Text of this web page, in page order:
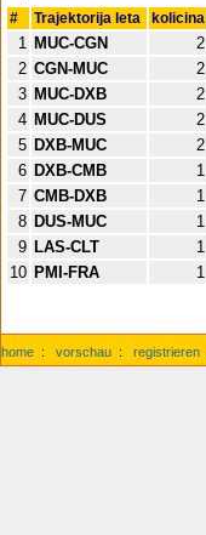
# Trajektorija leta kolicina
1 MUC-CGN 2
2 CGN-MUC 2
3 MUC-DXB 2
4 MUC-DUS 2
5 DXB-MUC 2
6 DXB-CMB 1
7 CMB-DXB 1
8 DUS-MUC 1
9 LAS-CLT 1
10 PMI-FRA 1
home : vorschau : registrieren